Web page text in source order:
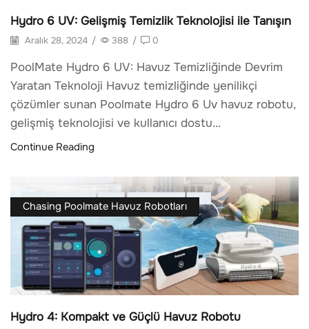
Hydro 6 UV: Gelişmiş Temizlik Teknolojisi ile Tanışın
Aralık 28, 2024 / 388 / 0
PoolMate Hydro 6 UV: Havuz Temizliğinde Devrim
Yaratan Teknoloji Havuz temizliğinde yenilikçi
çözümler sunan Poolmate Hydro 6 Uv havuz robotu,
gelişmiş teknolojisi ve kullanıcı dostu...
Continue Reading
Chasing Poolmate Havuz Robotları
Hydro 4: Kompakt ve Güçlü Havuz Robotu